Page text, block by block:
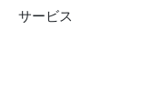
サービス